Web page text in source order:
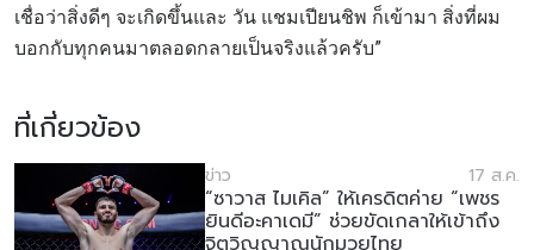
เชื่อว่าสิ่งดีๆ จะเกิดขึ้นและ วัน แชมเปียนชิพ ก็เข้ามา สิ่งที่ผม
บอกกับทุกคนมาตลอดกลายเป็นจริงแล้วครับ”
ที่เกี่ยวข้อง
ข่าว 17 ส.ค.
“ซาวาส ไมเคิล” ให้เครดิตค่าย “เพชร
ยินดีอะคาเดมี” ช่วยขัดเกลาให้เข้าถึง